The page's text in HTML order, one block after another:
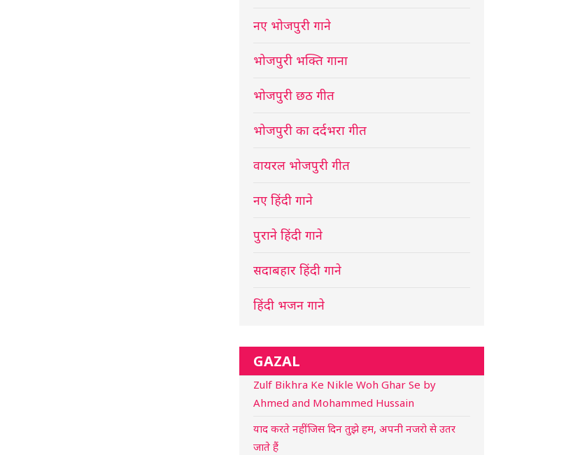
नए भोजपुरी गाने
भोजपुरी भक्ति गाना
भोजपुरी छठ गीत
भोजपुरी का दर्दभरा गीत
वायरल भोजपुरी गीत
नए हिंदी गाने
पुराने हिंदी गाने
सदाबहार हिंदी गाने
हिंदी भजन गाने
GAZAL
Zulf Bikhra Ke Nikle Woh Ghar Se by
Ahmed and Mohammed Hussain
याद करते नहीं जिस दिन तुझे हम, अपनी नजरो से उतर
जाते हैं